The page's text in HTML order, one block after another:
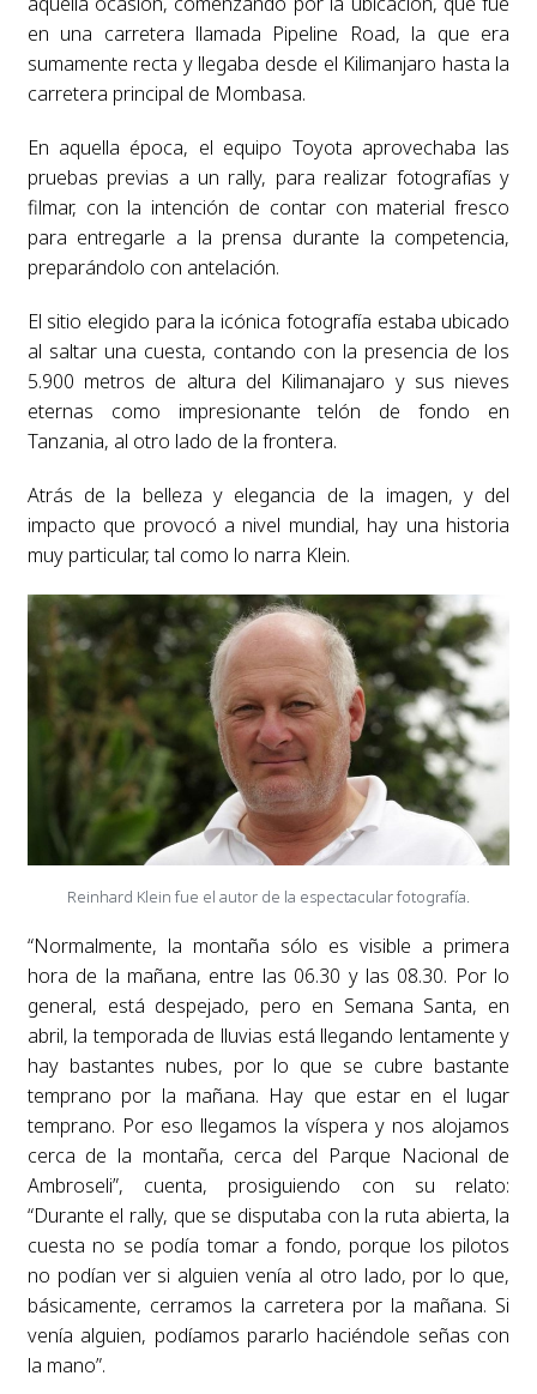
en una carretera llamada Pipeline Road, la que era
sumamente recta y llegaba desde el Kilimanjaro hasta la
carretera principal de Mombasa.
En aquella época, el equipo Toyota aprovechaba las
pruebas previas a un rally, para realizar fotografías y
filmar, con la intención de contar con material fresco
para entregarle a la prensa durante la competencia,
preparándolo con antelación.
El sitio elegido para la icónica fotografía estaba ubicado
al saltar una cuesta, contando con la presencia de los
5.900 metros de altura del Kilimanajaro y sus nieves
eternas como impresionante telón de fondo en
Tanzania, al otro lado de la frontera.
Atrás de la belleza y elegancia de la imagen, y del
impacto que provocó a nivel mundial, hay una historia
muy particular, tal como lo narra Klein.
Reinhard Klein fue el autor de la espectacular fotografía.
“Normalmente, la montaña sólo es visible a primera
hora de la mañana, entre las 06.30 y las 08.30. Por lo
general, está despejado, pero en Semana Santa, en
abril, la temporada de lluvias está llegando lentamente y
hay bastantes nubes, por lo que se cubre bastante
temprano por la mañana. Hay que estar en el lugar
temprano. Por eso llegamos la víspera y nos alojamos
cerca de la montaña, cerca del Parque Nacional de
Ambroseli”, cuenta, prosiguiendo con su relato:
“Durante el rally, que se disputaba con la ruta abierta, la
cuesta no se podía tomar a fondo, porque los pilotos
no podían ver si alguien venía al otro lado, por lo que,
básicamente, cerramos la carretera por la mañana. Si
venía alguien, podíamos pararlo haciéndole señas con
la mano”.